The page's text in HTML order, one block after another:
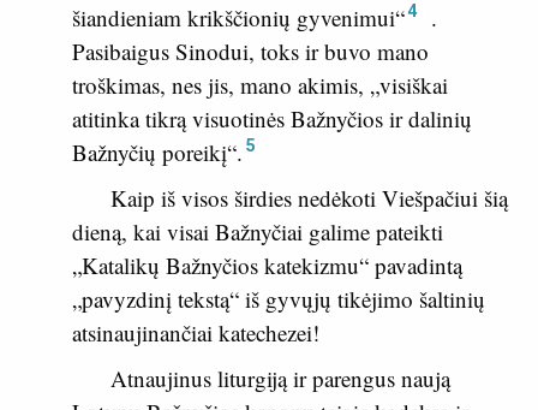
šiandieniam krikščionių gyvenimui“4
.
Pasibaigus Sinodui, toks ir buvo mano
troškimas, nes jis, mano akimis, „visiškai
atitinka tikrą visuotinės Bažnyčios ir dalinių
Bažnyčių poreikį“. 5
Kaip iš visos širdies nedėkoti Viešpačiui šią
dieną, kai visai Bažnyčiai galime pateikti
„Katalikų Bažnyčios katekizmu“ pavadintą
„pavyzdinį tekstą“ iš gyvųjų tikėjimo šaltinių
atsinaujinančiai katechezei!
Atnaujinus liturgiją ir parengus naują